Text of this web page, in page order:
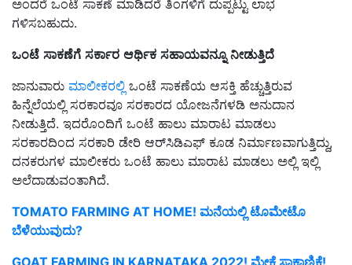
ಅಂದರೆ ಒಂಟೆ ಸಾಕಣೆ ಮಾಡಿದರೆ ತಿಂಗಳಿಗೆ ದುಪ್ಪಟ್ಟು ಲಾಭ
ಗಳಿಸಬಹುದು.
ಒಂಟೆ ಸಾಕಣೆಗೆ ಸರ್ಕಾರ ಆರ್ಥಿಕ ಸಹಾಯವನ್ನೂ ನೀಡುತ್ತಿದೆ
ಜಾನುವಾರು ಮಾಲೀಕರಲ್ಲಿ ಒಂಟೆ ಸಾಕಣೆಯ ಆಸಕ್ತಿ ಹೆಚ್ಚುತ್ತಿರುವ
ಹಿನ್ನೆಲೆಯಲ್ಲಿ ಸರಕಾರವೂ ಸರಕಾರದ ಯೋಜನೆಗಳಡಿ ಅನುದಾನ
ನೀಡುತ್ತಿದೆ. ಇದರೊಂದಿಗೆ ಒಂಟೆ ಹಾಲು ಮಾರಾಟ ಮಾಡಲು
ಸರಕಾರದಿಂದ ಸರಕಾರಿ ಡೇರಿ ಆರ್‌ಸಿಡಿಎಫ್‌ ಕೂಡ ನಿರ್ಮಾಣವಾಗುತ್ತಿದ್ದು,
ದನಕರುಗಳ ಮಾಲೀಕರು ಒಂಟೆ ಹಾಲು ಮಾರಾಟ ಮಾಡಲು ಅಲ್ಲಿ ಇಲ್ಲಿ
ಅಲೆದಾಡುವಂತಾಗಿದೆ.
TOMATO FARMING AT HOME! ಮನೆಯಲ್ಲಿ ಟೊಮೇಟೊ
ಬೆಳೆಯುವುದು?